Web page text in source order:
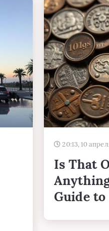
20:13, 10
Is That
Guide